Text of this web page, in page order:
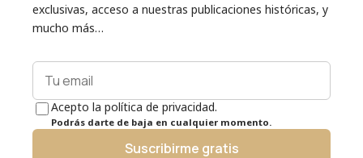
exclusivas, acceso a nuestras publicaciones históricas, y
mucho más…
Acepto la política de privacidad.
Podrás darte de baja en cualquier momento.
Suscribirme gratis